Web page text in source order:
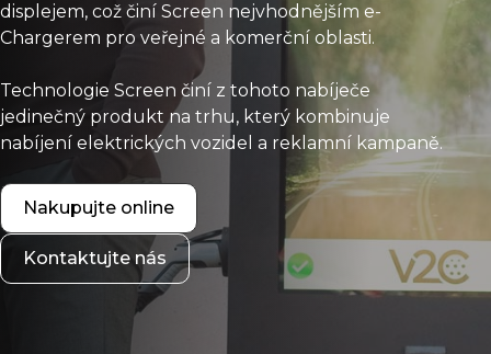
displejem, což činí Screen nejvhodnějším e-
Chargerem pro veřejné a komerční oblasti.
Technologie Screen činí z tohoto nabíječe
jedinečný produkt na trhu, který kombinuje
nabíjení elektrických vozidel a reklamní kampaně.
Nakupujte online
Kontaktujte nás